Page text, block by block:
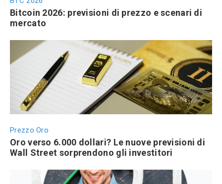
Bitcoin 2026: previsioni di prezzo e scenari di
mercato
Prezzo Oro
Oro verso 6.000 dollari? Le nuove previsioni di
Wall Street sorprendono gli investitori